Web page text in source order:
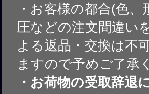
・お客様の都合(色、
圧などの注文間違い
よる返品・交換は不
ますので予めご了承
・お荷物の受取辞退